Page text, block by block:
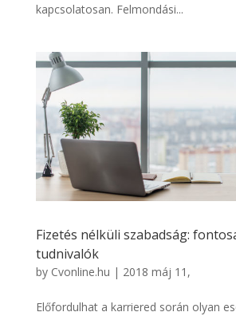
kapcsolatosan. Felmondási...
Fizetés nélküli szabadság:
tudnivalók
by Cvonline.hu | 2018 máj 11,
Előfordulhat a karriered során olyan